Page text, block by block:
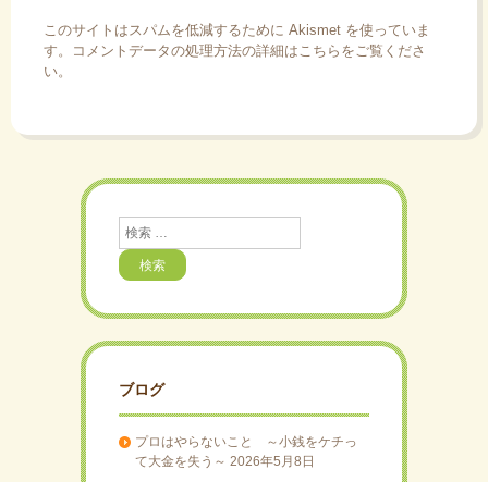
このサイトはスパムを低減するために Akismet を使っていま
す。
コメントデータの処理方法の詳細はこちらをご覧くださ
い。
検
索
ブログ
プロはやらないこと ～小銭をケチっ
て大金を失う～ 2026年5月8日